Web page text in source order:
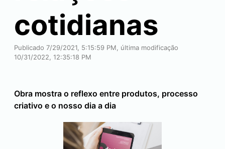
cotidianas
Publicado 7/29/2021, 5:15:59 PM, última modificação
10/31/2022, 12:35:18 PM
Obra mostra o reflexo entre produtos, processo
criativo e o nosso dia a dia